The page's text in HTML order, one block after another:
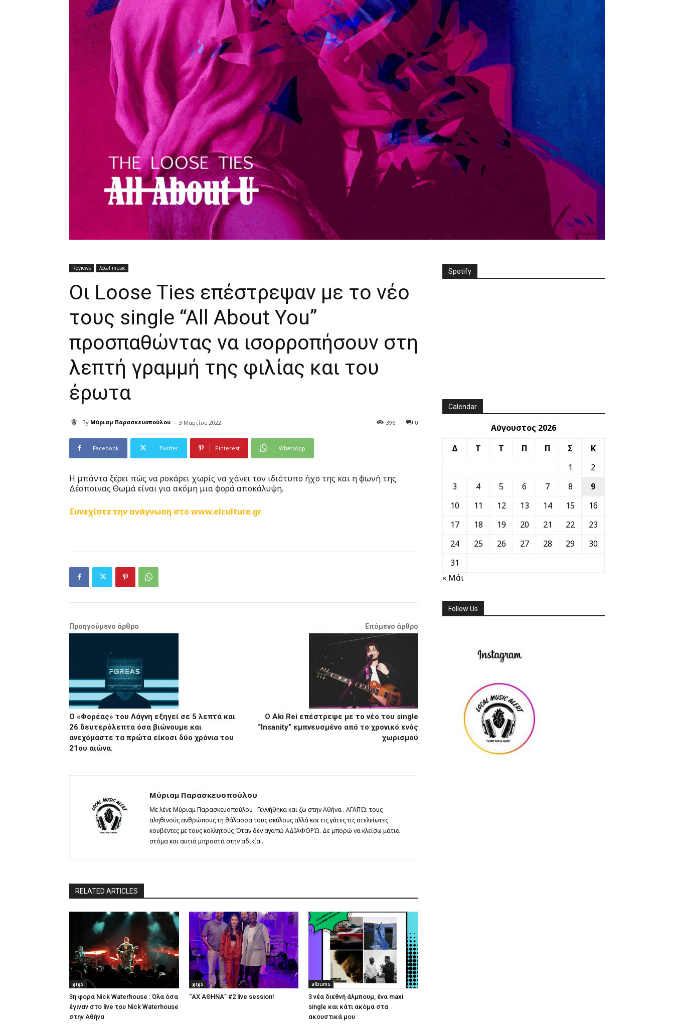
Reviews λocal music
Oι Loose Τies επέστρεψαν με το νέο
τους single “All About You”
προσπαθώντας να ισορροπήσουν στη
λεπτή γραμμή της φιλίας και του
έρωτα
By Μύριαμ Παρασκευοπούλου - 3 Μαρτίου 2022 0
396
Facebook Twitter Pinterest WhatsApp
Η μπάντα ξέρει πώς να ροκάρει χωρίς να χάνει τον ιδιότυπο ήχο της και η φωνή της
Δέσποινας Θωμά είναι για ακόμη μια φορά αποκάλυψη.
Συνεχίστε την ανάγνωση στοwww.elculture.gr
Προηγούμενο άρθρο
Ο «Φορέας» του Λάγνη εξηγεί σε 5 λεπτά και
26 δευτερόλεπτα όσα βιώνουμε και
ανεχόμαστε τα πρώτα είκοσι δύο χρόνια του
21ου αιώνα.
Επόμενο άρθρο
Ο Aki Rei επέστρεψε με το νέο του single
“Insanity” εμπνευσμένο από το χρονικό ενός
χωρισμού
Μύριαμ Παρασκευοπούλου
Με λένε Μύριαμ Παρασκευοπούλου . Γεννήθηκα και ζω στην Αθήνα . ΑΓΑΠΏ: τους
αληθινούς ανθρώπους τη θάλασσα τους σκύλους αλλά και τις γάτες τις ατελείωτες
κουβέντες με τους κολλητούς Όταν δεν αγαπώ ΑΔΙΑΦΟΡΏ. Δε μπορώ να κλείσω μάτια
στόμα και αυτιά μπροστά στην αδικία .
RELATED ARTICLES
gigs
3η φορά Nick Waterhouse : Όλα όσα
έγιναν στο live του Nick Waterhouse
στην Αθήνα
gigs
“ΑΧ ΑΘΗΝΑ” #2 live session!
albums
3 νέα διεθνή άλμπουμ, ένα maxi
single και κάτι ακόμα στα
ακουστικά μου
Spotify
Calendar
Αύγουστος 2026
Δ
Τ Τ Π Π Σ
Κ
1
2
3
4 5 6 7 8
9
10
11 12 13 14 15
16
17
18 19 20 21 22
23
24
25 26 27 28 29
30
31
« Μάι
Follow Us